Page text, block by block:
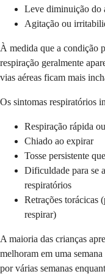
Leve diminuição do
Agitação ou
À medida que a condição
respiração geralmente
vias aéreas ficam mais
Os sintomas respiratórios
Respiração rápida
Chiado ao expirar
Tosse persistente
Dificuldade para se
respiratórios
Retrações torácicas
respirar)
A maioria das crianças
melhoram em uma
por várias semanas